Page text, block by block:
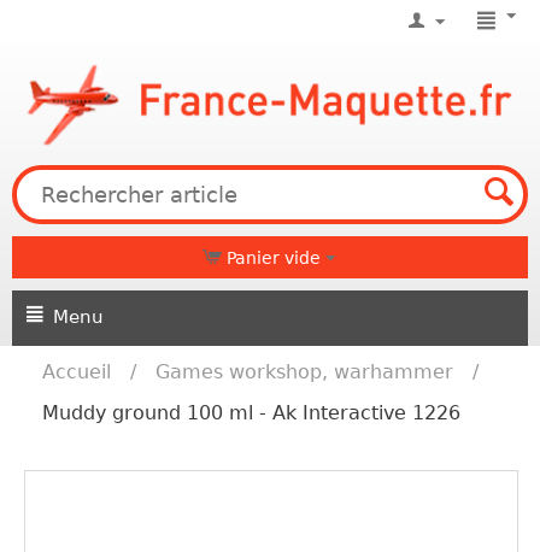
Panier vide
Menu
Accueil / Games workshop, warhammer
/
Muddy ground 100 ml - Ak Interactive 1226